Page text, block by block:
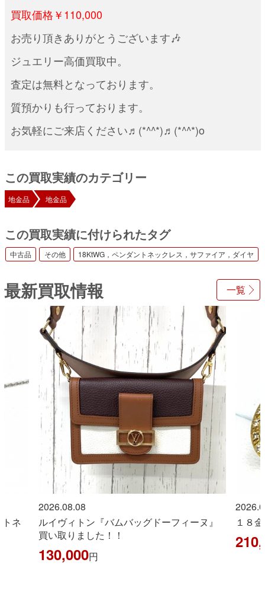
買取価格￥110,000
お売り頂きありがとうございます🎶
ジュエリー高価買取中。
査定は無料となっております。
質預かりも行っております。
お気軽にご来店ください♬(*^^*)♬(*^^*)o
この買取実績のカテゴリー
地金品 地金品
この買取実績に付けられたタグ
中古品 その他 18KtWG，ペンダントネックレス，サファイア，ダイヤ
一覧
最新買取情報
ネ
2026.08.08
ルイヴィトン『バムバッグドーフィーヌ』
買い取りました！！
130,000円
１８